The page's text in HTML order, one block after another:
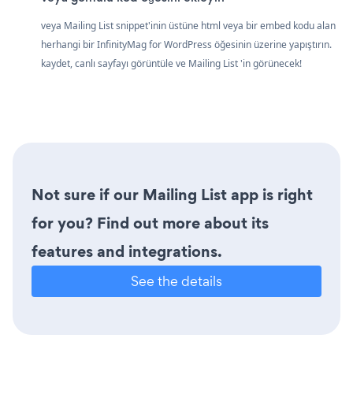
veya Mailing List snippet'inin üstüne html veya bir embed kodu alan
herhangi bir InfinityMag for WordPress öğesinin üzerine yapıştırın.
kaydet, canlı sayfayı görüntüle ve Mailing List 'in görünecek!
Not sure if our Mailing List app is right
for you? Find out more about its
features and integrations.
See the details